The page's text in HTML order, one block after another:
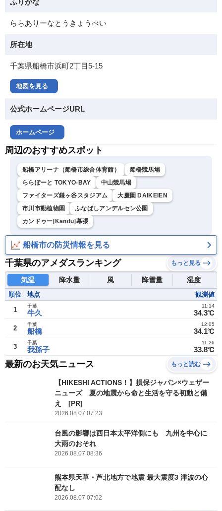
ふりがな
ららありーなとうきょうべい
所在地
千葉県船橋市浜町2丁目5-15
地図を見る
公式ホームページURL
ホームページ
周辺のおすすめスポット
船橋アリーナ（船橋市総合体育館）
船橋競馬場
ららぽーと TOKYO-BAY
中山競馬場
ファイターズ鎌ヶ谷スタジアム
大慶園 DAIKEIEN
市川市動植物園
ふなばしアンデルセン公園
カンドゥー[Kandu]幕張
船橋市の防災情報を見る
千葉県のアメダスランキング もっと見る
気温 降水量 風 降雪量 湿度
順位 地点 観測値
1 牛久
千葉
34.3℃
11:14
2 船橋
千葉
34.1℃
12:05
3 我孫子
千葉
33.8℃
11:26
最新のお天気ニュース もっと読む
【HIKESHI ACTIONS！】損保ジャパン×ウェザー
ニューズ 夏の地震から命と生活を守る初動と備
え [PR]
2026.08.07 07:23
台風の影響は西日本太平洋側にも 九州を中心に
大雨のおそれ
2026.08.07 08:36
熊本県天草・芦北地方で地震 最大震度3 津波の心
配なし
2026.08.07 07:02